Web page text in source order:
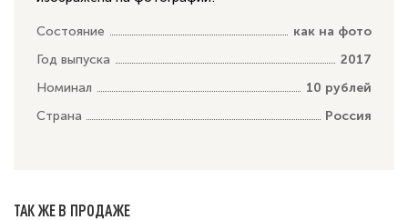
Состояние
как на фото
Год выпуска
2017
Номинал
10 рублей
Страна
Россия
ТАК ЖЕ В ПРОДАЖЕ